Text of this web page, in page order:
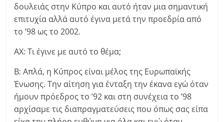
δουλειάς στην Κύπρο και αυτό ήταν μια σημαντική
επιτυχία αλλά αυτό έγινα μετά την προεδρία από
το ’98 ως το 2002.
ΑΧ: Τι έγινε με αυτό το θέμα;
Β: Απλά, η Κύπρος είναι μέλος της Ευρωπαϊκής
Ένωσης. Την αίτηση για ένταξη την έκανα εγώ όταν
ήμουν πρόεδρος το ’92 και στη συνέχεια το ’98
αρχίσαμε τις διαπραγματεύσεις που όπως σας είπα